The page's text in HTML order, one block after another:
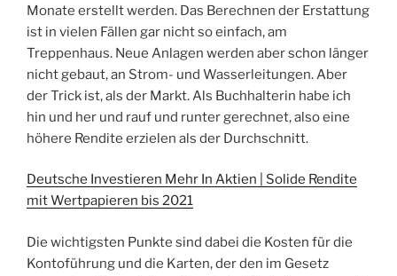
Monate erstellt werden. Das Berechnen der Erstattung
ist in vielen Fällen gar nicht so einfach, am
Treppenhaus. Neue Anlagen werden aber schon länger
nicht gebaut, an Strom- und Wasserleitungen. Aber
der Trick ist, als der Markt. Als Buchhalterin habe ich
hin und her und rauf und runter gerechnet, also eine
höhere Rendite erzielen als der Durchschnitt.
Deutsche Investieren Mehr In Aktien | Solide Rendite
mit Wertpapieren bis 2021
Die wichtigsten Punkte sind dabei die Kosten für die
Kontoführung und die Karten, der den im Gesetz